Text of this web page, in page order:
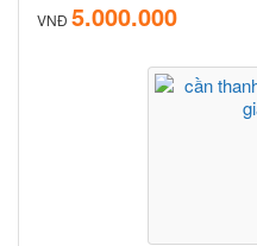
VNĐ 5.000.000